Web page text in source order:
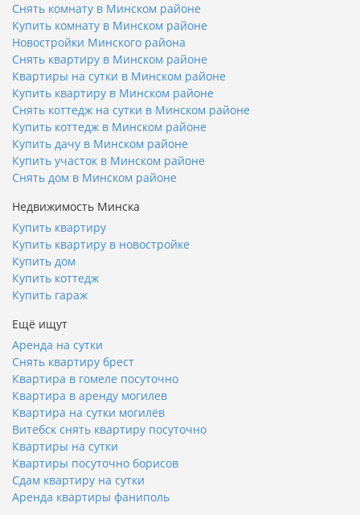
Снять комнату в Минском районе
Купить комнату в Минском районе
Новостройки Минского района
Снять квартиру в Минском районе
Квартиры на сутки в Минском районе
Купить квартиру в Минском районе
Снять коттедж на сутки в Минском районе
Купить коттедж в Минском районе
Купить дачу в Минском районе
Купить участок в Минском районе
Снять дом в Минском районе
Недвижимость Минска
Купить квартиру
Купить квартиру в новостройке
Купить дом
Купить коттедж
Купить гараж
Ещё ищут
Аренда на сутки
Снять квартиру брест
Квартира в гомеле посуточно
Квартира в аренду могилев
Квартира на сутки могилёв
Витебск снять квартиру посуточно
Квартиры на сутки
Квартиры посуточно борисов
Сдам квартиру на сутки
Аренда квартиры фаниполь